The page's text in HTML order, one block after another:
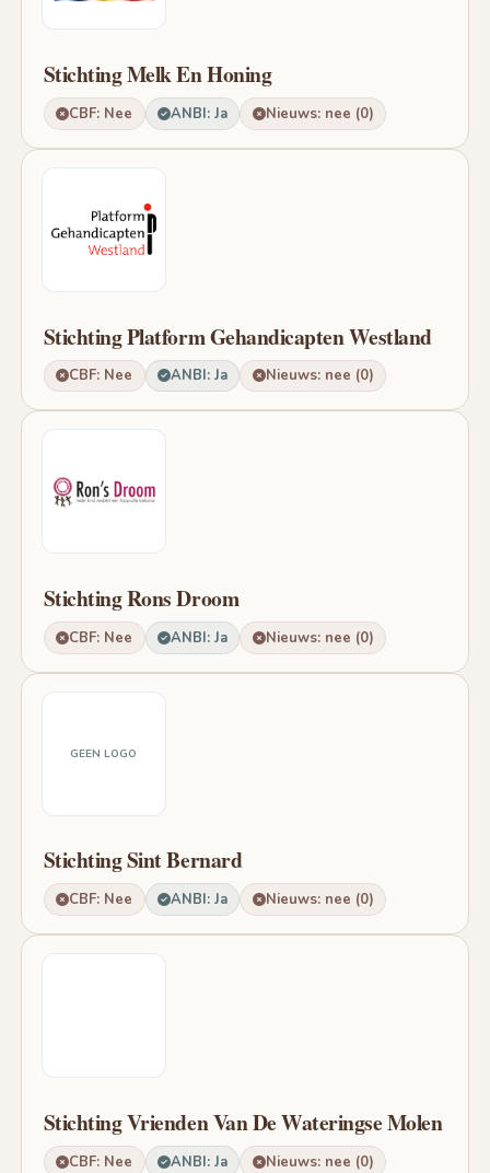
Stichting Melk En Honing
CBF: Nee ANBI: Ja Nieuws: nee (0)
Stichting Platform Gehandicapten Westland
CBF: Nee ANBI: Ja Nieuws: nee (0)
Stichting Rons Droom
CBF: Nee ANBI: Ja Nieuws: nee (0)
GEEN LOGO
Stichting Sint Bernard
CBF: Nee ANBI: Ja Nieuws: nee (0)
Stichting Vrienden Van De Wateringse Molen
CBF: Nee ANBI: Ja Nieuws: nee (0)